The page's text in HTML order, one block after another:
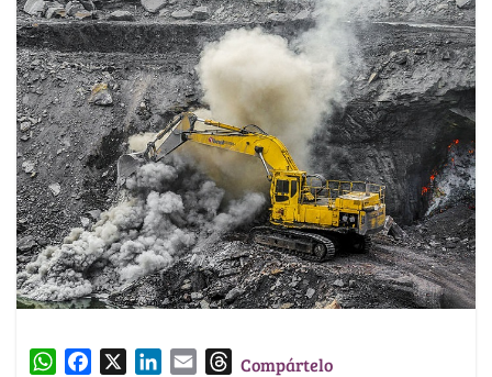
W
TCompártelo